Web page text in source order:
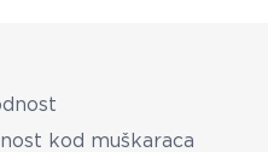
kod muškaraca